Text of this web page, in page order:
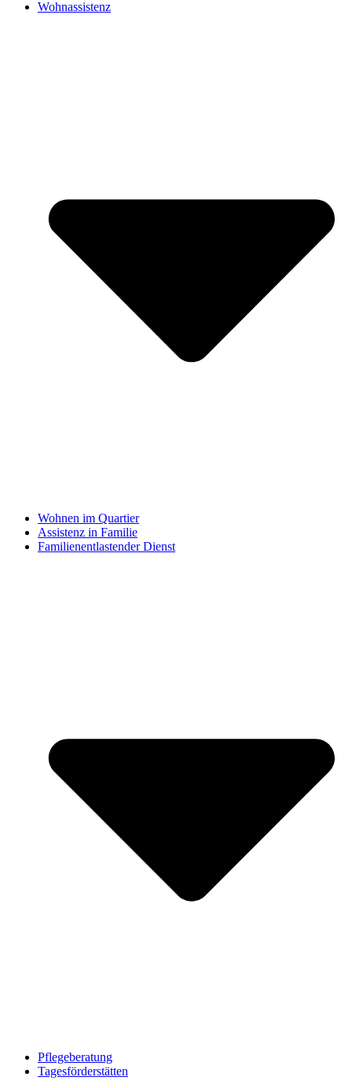
Wohnassistenz
Wohnen im Quartier
Assistenz in Familie
Familienentlastender Dienst
Pflegeberatung
Tagesförderstätten